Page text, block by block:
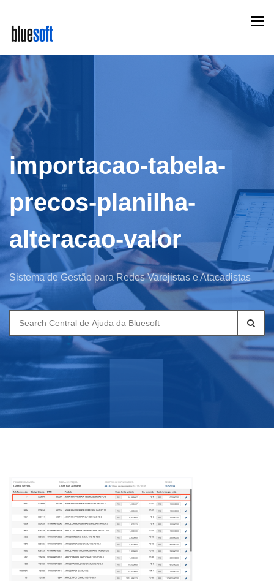
main
content
importacao-tabela-
precos-planilha-
alteracao-valor
Sistema de Gestão para Redes Varejistas e Atacadistas
Search
for: